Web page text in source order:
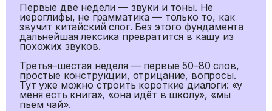
Первые две недели — звуки и тоны. Не
иероглифы, не грамматика — только то, как
звучит китайский слог. Без этого фундамента
дальнейшая лексика превратится в кашу из
похожих звуков.
Третья–шестая неделя — первые 50–80 слов,
простые конструкции, отрицание, вопросы.
Тут уже можно строить короткие диалоги: «у
меня есть книга», «она идёт в школу», «мы
пьём чай».